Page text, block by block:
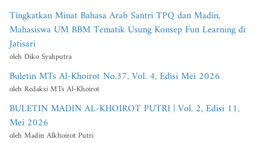
Tingkatkan Minat Bahasa Arab Santri TPQ dan Madin,
Mahasiswa UM BBM Tematik Usung Konsep Fun Learning di
Jatisari
oleh Diko Syahputra
Buletin MTs Al-Khoirot No.37, Vol. 4, Edisi Mei 2026
oleh Redaksi MTs Al-Khoirot
BULETIN MADIN AL-KHOIROT PUTRI | Vol. 2, Edisi 11,
Mei 2026
oleh Madin Alkhoirot Putri